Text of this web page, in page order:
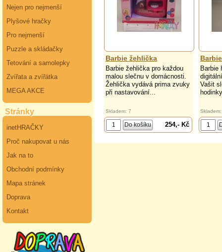
Nejen pro nejmenší
Plyšové hračky
Pro nejmenší
Puzzle a skládačky
Tetování a samolepky
Zvířata a zvířátka
MEGA AKCE
Stránky
inetHRAČKY
Proč nakupovat u nás
Jak na to
Obchodní podmínky
Mapa stránek
Doprava
Kontakt
Barbie žehlička
Barbie žehlička pro každou
malou slečnu v domácnosti.
Žehlička vydává prima zvuky
při nastavování...
Skladem: 7
254,- Kč
Barbie
Vašit